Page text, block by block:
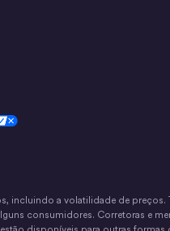
incluindo a volatilidade de
consumidores. Corretoras e